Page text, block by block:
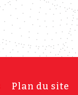
Plan du site